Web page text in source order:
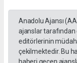
Anadolu Ajansı
ajanslar
editörlerinin
çekilmektedir. Bu